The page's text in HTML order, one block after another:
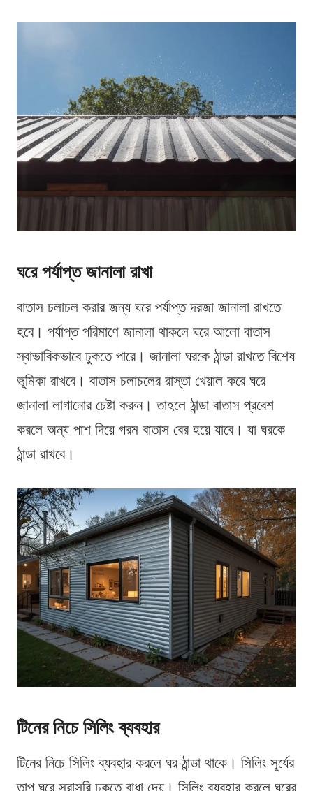
ঘরে পর্যাপ্ত জানালা রাখা
বাতাস চলাচল করার জন্য ঘরে পর্যাপ্ত দরজা জানালা রাখতে
হবে। পর্যাপ্ত পরিমাণে জানালা থাকলে ঘরে আলো বাতাস
স্বাভাবিকভাবে ঢুকতে পারে। জানালা ঘরকে ঠান্ডা রাখতে বিশেষ
ভূমিকা রাখবে। বাতাস চলাচলের রাস্তা খেয়াল করে ঘরে
জানালা লাগানোর চেষ্টা করুন। তাহলে ঠান্ডা বাতাস প্রবেশ
করলে অন্য পাশ দিয়ে গরম বাতাস বের হয়ে যাবে। যা ঘরকে
ঠান্ডা রাখবে।
টিনের নিচে সিলিং ব্যবহার
টিনের নিচে সিলিং ব্যবহার করলে ঘর ঠান্ডা থাকে। সিলিং সূর্যের
তাপ ঘরে সরাসরি ঢুকতে বাধা দেয়। সিলিং ব্যবহার করলে ঘরের